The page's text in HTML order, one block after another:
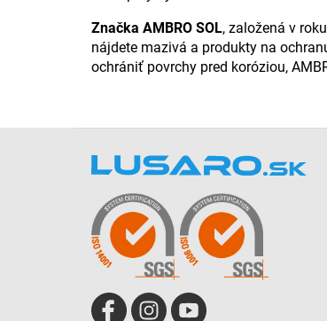
Značka AMBRO SOL, založená v
nájdete mazivá a produkty na
ochrániť povrchy pred koróziou,